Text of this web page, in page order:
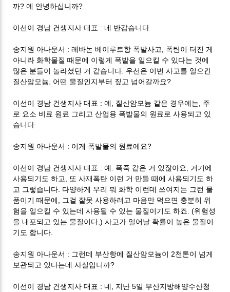
까?예 안녕하십니까?
이선이 경남 건생지사 대표 : 네 반갑습니다
송지원 아나운서 :레바논 베이루트항 폭발사고
폭탄이 터진 게
아니라 화학물질 때문에 이렇게 폭발을 일으킬 수 있다는 것에
많은 분들이 놀라셨던 거 같습니다 우선은 이번 사고를 일으킨
질산암모늄
어떤 물질인지부터 짚고 넘어갈까요?
이선이 경남 건생지사 대표 :예 질산암모늄 같은 경우에는
주
로 요소 비료 원료 그리고 산업용 폭발물의 원료로 사용되고 있
습니다
송지원 아나운서 : 이게 폭발물의 원료에요?
이선이 경남 건생지사 대표 :예 폭죽 같은 거 있잖아요
거기에
사용되기도 하고
또 사재폭탄 이런 거 만들 때에 사용되기도 하
고 그렇습니다 다양하게 우리 뭐 화학 이런데 쓰여지는 그런 물
품이기 때문에
그걸 잘못 사용하려고 마음만 먹으면 충분히 위
험을 일으킬 수 있는데 사용될 수 있는 물질이기도 하죠 . (위험성
을 내포되고 있는 물질이다 ,)사고가 일어날 확률이 높은 물질이
기도 합니다
송지원 아나운서 : 그런데 부산항에 질산암모늄이 2천톤이 넘게
보관되고 있다는데 사실입니까?
이선이 경남 건생지사 대표 : 네 지난5일 부산지방해양수산청